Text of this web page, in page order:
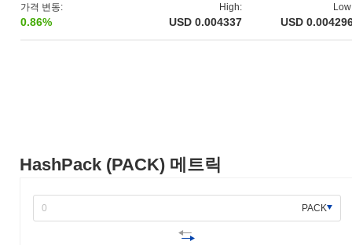
HashPack (PACK) 메트릭
PACK
가격 변동:
0.86%
High:
USD 0.004337 USD
출시 모델을 통해 이루어졌습니다. 이러한 기초적인 단계는
HashPack의 성장 궤적을 설정하고 Hedera 생태계 내에서의 지속
근성을 높일 것으로 예상됩니다. 또한, HashPack은 생태계를 확장
하고 상호 운용성을 향상시키기 위해 여러 블록체인 프로젝트와의
한 이니셔티브는 HashPack의 시장 내 위치를 강화하고 전반적인
사용자 참여를 개선하기 위해 설계되었습니다. 이러한 이정표에 대
한 진행 상황은 공식 채널과 로드맵 업데이트를 통해 추적될 것입